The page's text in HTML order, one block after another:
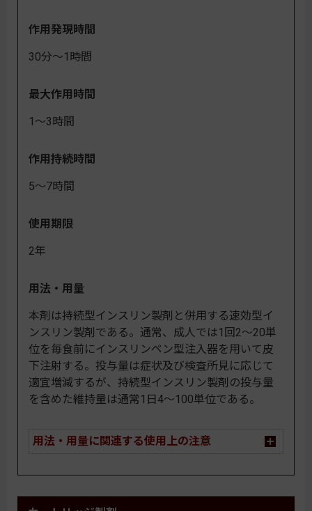
作用発現時間
30分～1時間
最大作用時間
1～3時間
作用持続時間
5～7時間
使用期限
2年
用法・用量
本剤は持続型インスリン製剤と併用する速効型イ
ンスリン製剤である。通常、成人では1回2～20単
位を毎食前にインスリンペン型注入器を用いて皮
下注射する。投与量は症状及び検査所見に応じて
適宜増減するが、持続型インスリン製剤の投与量
を含めた維持量は通常1日4～100単位である。
用法・用量に関連する使用上の注意